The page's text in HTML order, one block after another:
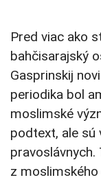
Pred viac ako
bahčisarajský
Gasprinskij
periodika bol
moslimské
podtext, ale sú
z